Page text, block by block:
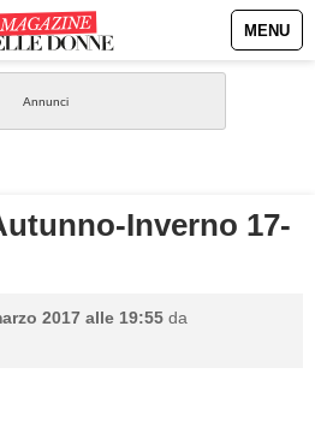
MENU
Inverno 17-
2017 alle 19:55 da